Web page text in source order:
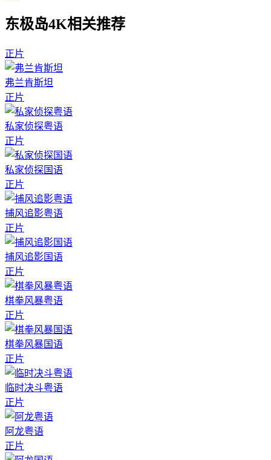
东极岛4K相关推荐
正片
弗兰肯斯坦
正片
私家侦探粤语
正片
私家侦探国语
正片
捕风追影粤语
正片
捕风追影国语
正片
棋拳风暴粤语
正片
棋拳风暴国语
正片
临时决斗粤语
正片
阿龙粤语
正片